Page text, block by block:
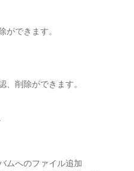
ができます。
、削除ができます。
ムへのファイル追加